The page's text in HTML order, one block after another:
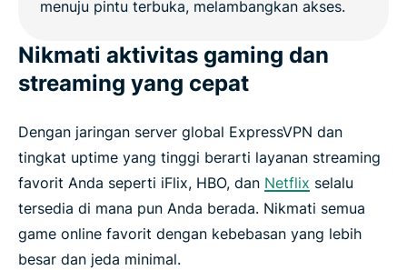
Nikmati aktivitas gaming dan
streaming yang cepat
Dengan jaringan server global ExpressVPN dan
tingkat uptime yang tinggi berarti layanan streaming
favorit Anda seperti iFlix, HBO, dan Netflix selalu
tersedia di mana pun Anda berada. Nikmati semua
game online favorit dengan kebebasan yang lebih
besar dan jeda minimal.